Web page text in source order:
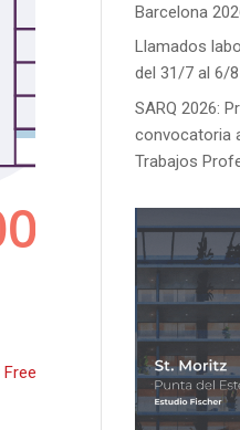
Barcelona
Llamados
del 31/7 al 6/8
SARQ 2026:
convocatoria
Trabajos